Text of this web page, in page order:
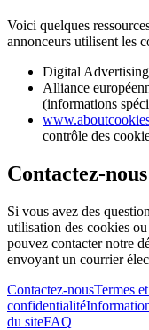
Voici quelques
annonceurs utilisent les
Digital
Alliance
(informations
contrôle des
Contactez-nous
Si vous avez des
utilisation des cookies
pouvez contacter notre
envoyant un courrier
Contactez-nousTermes
confidentialité
du siteFAQ